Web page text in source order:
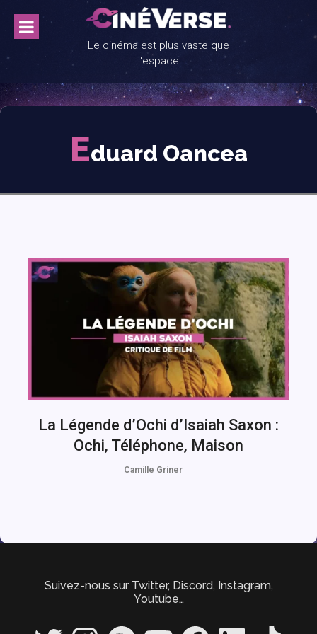
content
Le cinéma est plus vaste que
l'espace
Eduard Oancea
La Légende d’Ochi d’Isaiah Saxon :
Ochi, Téléphone, Maison
Camille Griner
Suivez-nous sur Twitter, Discord, Instagram,
Youtube…
Twitter InstagramSpotify YouTube FacebookLinkedIn TikTok